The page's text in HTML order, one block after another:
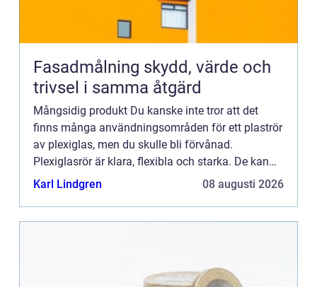
Fasadmålning skydd, värde och
trivsel i samma åtgärd
Mångsidig produkt Du kanske inte tror att det
finns många användningsområden för ett plaströr
av plexiglas, men du skulle bli förvånad.
Plexiglasrör är klara, flexibla och starka. De kan
användas för en mängd olika ändamål, från
Karl Lindgren 08 augusti 2026